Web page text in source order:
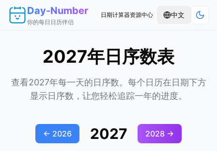
Day-Number
你的每日日历伴侣
日期计算器资源中心 中文
2027年日序数表
查看2027年每一天的日序数。每个日历在日期下方
显示日序数，让您轻松追踪一年的进度。
← 2026 2027 2028 →